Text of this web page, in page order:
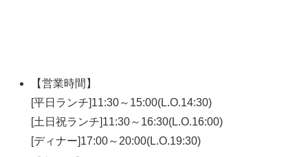
【営業時間】
[平日ランチ]11:30～15:00(L.O.14:30)
[土日祝ランチ]11:30～16:30(L.O.16:00)
[ディナー]17:00～20:00(L.O.19:30)